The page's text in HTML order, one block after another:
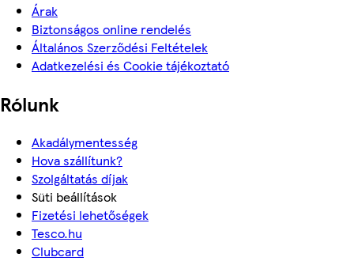
Árak
Biztonságos online rendelés
Általános Szerződési Feltételek
Adatkezelési és Cookie tájékoztató
Rólunk
Akadálymentesség
Hova szállítunk?
Szolgáltatás díjak
Süti beállítások
Fizetési lehetőségek
Tesco.hu
Clubcard